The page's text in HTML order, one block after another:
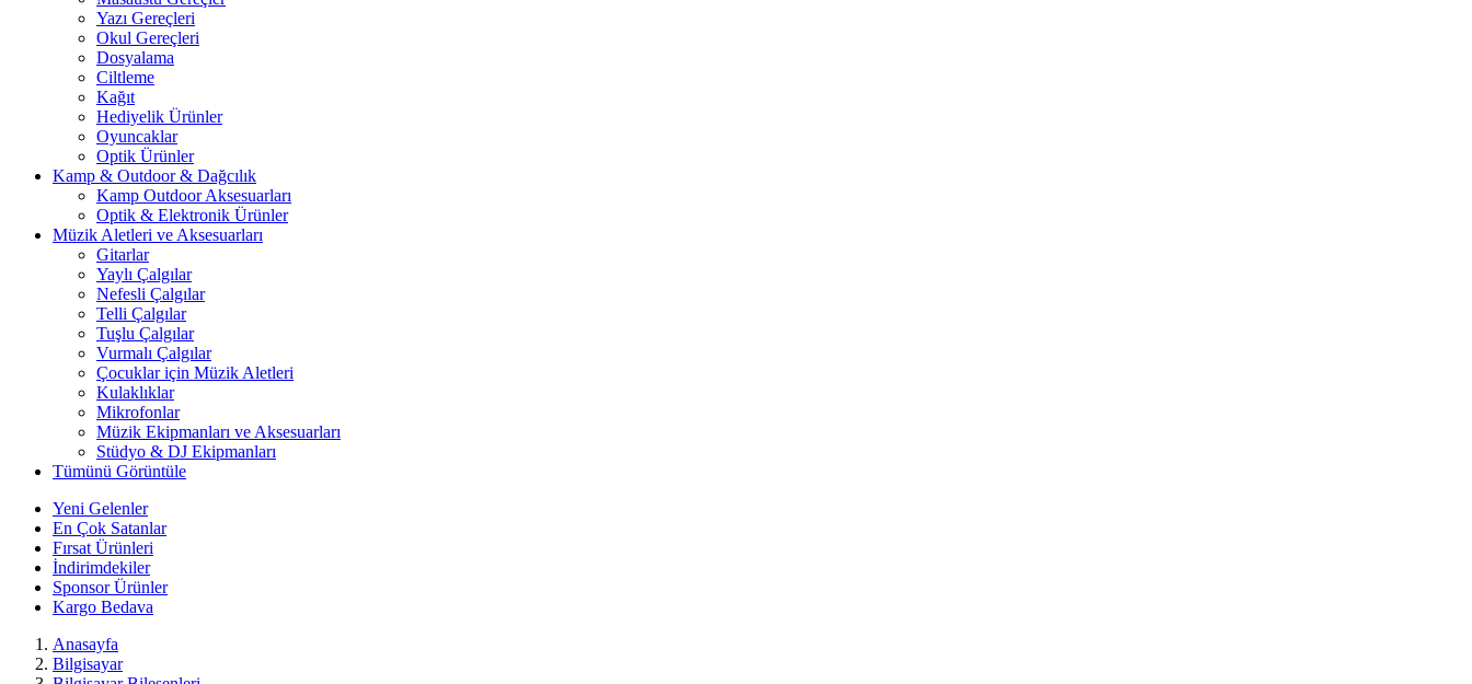
Yazı Gereçleri
Okul Gereçleri
Dosyalama
Ciltleme
Kağıt
Hediyelik Ürünler
Oyuncaklar
Optik Ürünler
Kamp & Outdoor & Dağcılık
Kamp Outdoor Aksesuarları
Optik & Elektronik Ürünler
Müzik Aletleri ve Aksesuarları
Gitarlar
Yaylı Çalgılar
Nefesli Çalgılar
Telli Çalgılar
Tuşlu Çalgılar
Vurmalı Çalgılar
Çocuklar için Müzik Aletleri
Kulaklıklar
Mikrofonlar
Müzik Ekipmanları ve Aksesuarları
Stüdyo & DJ Ekipmanları
Tümünü Görüntüle
Yeni Gelenler
En Çok Satanlar
Fırsat Ürünleri
İndirimdekiler
Sponsor Ürünler
Kargo Bedava
Anasayfa
Bilgisayar